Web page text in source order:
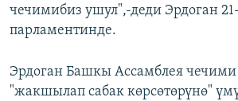
чечимибиз ушул",-деди Эрдоган
парламентинде.
Эрдоган Башкы Ассамблея
"жакшылап сабак көрсөтөрүнө"